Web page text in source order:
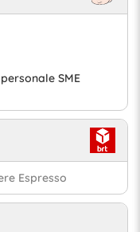
SME
Espresso